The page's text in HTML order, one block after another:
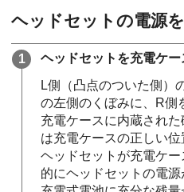
ヘッドセットの電源
ヘッドセットを充電ケー
L側（凸点のついた側）
の左側のくぼみに、R側
充電ケースに内蔵され
は充電ケースの正しい位
ヘッドセットが充電ケ
的にヘッドセットの電